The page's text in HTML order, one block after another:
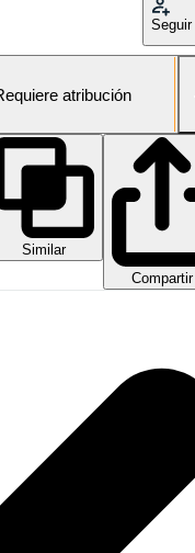
Seguir
atribución
Similar
Compartir